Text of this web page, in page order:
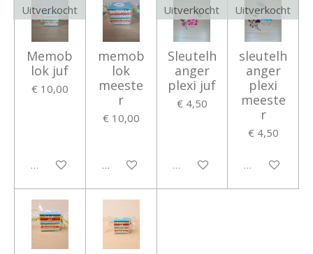
Uitverkocht
Memob
lok juf
€ 10,00
Uitverkocht
memob
lok
meeste
r
€ 10,00
In winkelwagen
Uitverkocht
Sleutelh
anger
plexi juf
€ 4,50
Uitverkocht
Uitverkocht
sleutelh
anger
plexi
meeste
r
€ 4,50
Uitverkocht